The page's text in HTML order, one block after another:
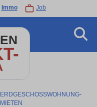
Immo Job
ERDGESCHOSSWOHNUNG-
MIETEN